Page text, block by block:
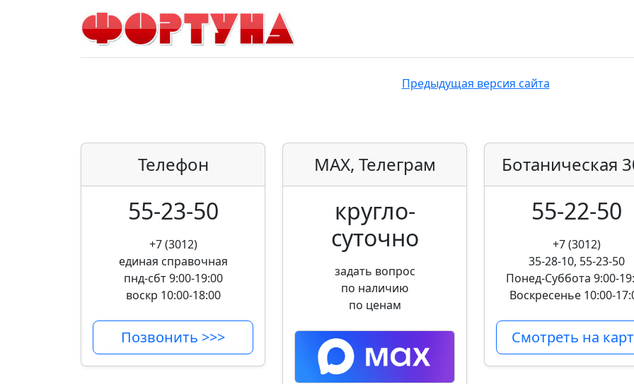
Предыдущая версия сайта
Телефон
55-23-50
+7 (3012)
единая справочная
пнд-сбт 9:00-19:00
воскр 10:00-18:00
Позвонить >>>
MAX, Телеграм
кругло­
суточно
задать вопрос
по наличию
по ценам
Ботаническая
55-22-50
+7 (3012)
35-28-10, 55-23-50
Понед-Суббота 9:00-
Воскресенье 10:00-
Смотреть на